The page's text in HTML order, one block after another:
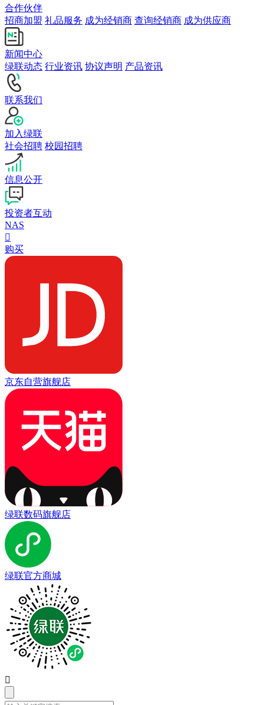
合作伙伴
招商加盟 礼品服务 成为经销商 查询经销商 成为供应商
新闻中心
绿联动态 行业资讯 协议声明 产品资讯
联系我们
加入绿联
社会招聘 校园招聘
信息公开
投资者互动
NAS

购买
京东自营旗舰店
绿联数码旗舰店
绿联官方商城
